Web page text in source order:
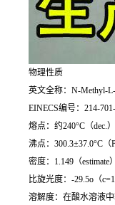
物理性质
英文全称：N-Methyl-L-
EINECS编号：214-
熔点：约240°C（dec.）
沸点：300.3±37.0°C（
密度：1.149（estimate）
比旋光度：-29.5o（c=1
溶解度：在酸水溶液